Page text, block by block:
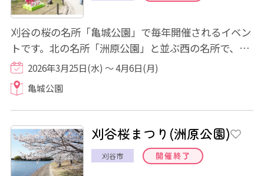
刈谷の桜の名所「亀城公園」で毎年開催されるイベン
トです。北の名所「洲原公園」と並ぶ西の名所で、桜
まつり開催期間中は、露店やキッチンカーの...
2026年3月25日(水) ～ 4月6日(月)
亀城公園
刈谷桜まつり(洲原公園)
刈谷市 開催終了